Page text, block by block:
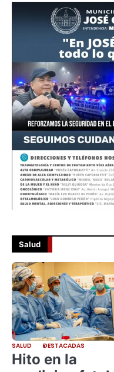
Salud
SALUD DESTACADAS
Hito en la